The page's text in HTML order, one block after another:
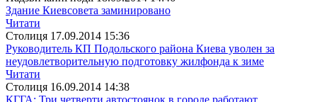
Здание Киевсовета заминировано
Читати
Столиця 17.09.2014 15:36
Руководитель КП Подольского района Киева уволен за
неудовлетворительную подготовку жилфонда к зиме
Читати
Столиця 16.09.2014 14:38
КГГА: Три четверти автостоянок в городе работают